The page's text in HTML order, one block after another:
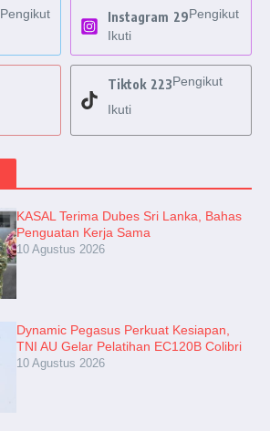
Pengikut
Instagram 29Pengikut
Ikuti
Tiktok 223Pengikut
Ikuti
KASAL Terima Dubes Sri Lanka, Bahas
Penguatan Kerja Sama
10 Agustus 2026
Dynamic Pegasus Perkuat Kesiapan,
TNI AU Gelar Pelatihan EC120B Colibri
10 Agustus 2026